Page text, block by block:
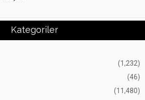
Kategoriler
(1,232)
(46)
(11,480)